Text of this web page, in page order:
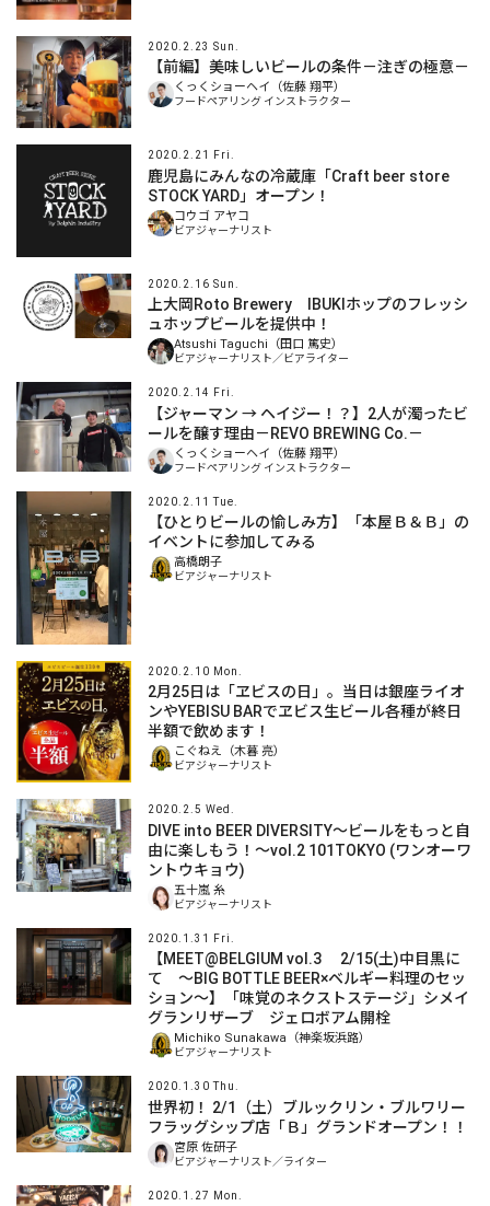
2020.2.23 Sun.
【前編】美味しいビールの条件－注ぎの極意－
くっくショーヘイ（佐藤 翔平）
フードペアリング インストラクター
2020.2.21 Fri.
鹿児島にみんなの冷蔵庫「Craft beer store
STOCK YARD」オープン！
コウゴ アヤコ
ビアジャーナリスト
2020.2.16 Sun.
上大岡Roto Brewery IBUKIホップのフレッシ
ュホップビールを提供中！
Atsushi Taguchi（田口 篤史）
ビアジャーナリスト／ビアライター
2020.2.14 Fri.
【ジャーマン → ヘイジー！？】2人が濁ったビ
ールを醸す理由－REVO BREWING Co.－
くっくショーヘイ（佐藤 翔平）
フードペアリング インストラクター
2020.2.11 Tue.
【ひとりビールの愉しみ方】「本屋Ｂ＆Ｂ」の
イベントに参加してみる
高橋朗子
ビアジャーナリスト
2020.2.10 Mon.
2月25日は「ヱビスの日」。当日は銀座ライオ
ンやYEBISU BARでヱビス生ビール各種が終日
半額で飲めます！
こぐねえ（木暮 亮）
ビアジャーナリスト
2020.2.5 Wed.
DIVE into BEER DIVERSITY〜ビールをもっと自
由に楽しもう！〜vol.2 101TOKYO (ワンオーワ
ントウキョウ)
五十嵐 糸
ビアジャーナリスト
2020.1.31 Fri.
【MEET@BELGIUM vol.3 2/15(土)中目黒に
て 〜BIG BOTTLE BEER×ベルギー料理のセッ
ション〜】「味覚のネクストステージ」シメイ
グランリザーブ ジェロボアム開栓
Michiko Sunakawa（神楽坂浜路）
ビアジャーナリスト
2020.1.30 Thu.
世界初！ 2/1（土）ブルックリン・ブルワリー
フラッグシップ店「Ｂ」グランドオープン！！
宮原 佐研子
ビアジャーナリスト／ライター
2020.1.27 Mon.